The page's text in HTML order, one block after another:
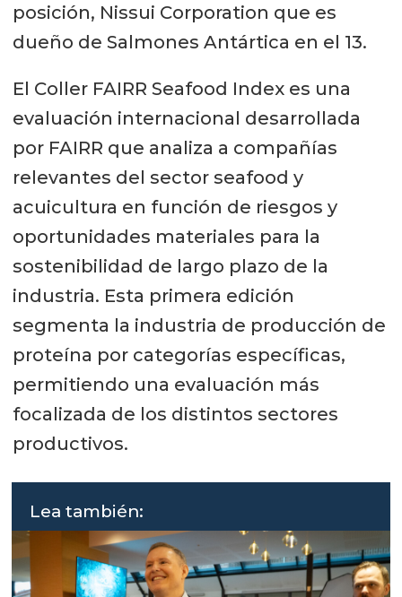
posición, Nissui Corporation que es
dueño de Salmones Antártica en el 13.
El Coller FAIRR Seafood Index es una
evaluación internacional desarrollada
por FAIRR que analiza a compañías
relevantes del sector seafood y
acuicultura en función de riesgos y
oportunidades materiales para la
sostenibilidad de largo plazo de la
industria. Esta primera edición
segmenta la industria de producción de
proteína por categorías específicas,
permitiendo una evaluación más
focalizada de los distintos sectores
productivos.
Lea también: